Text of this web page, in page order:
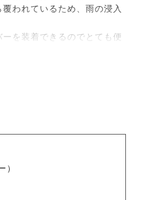
覆われているため、雨の浸入
ーを装着できるのでとても便
）